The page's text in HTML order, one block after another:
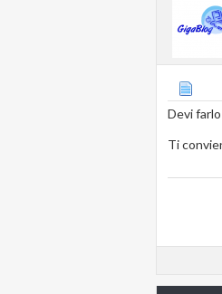
Devi
Ti